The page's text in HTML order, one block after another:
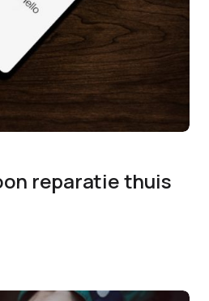
reparatie thuis